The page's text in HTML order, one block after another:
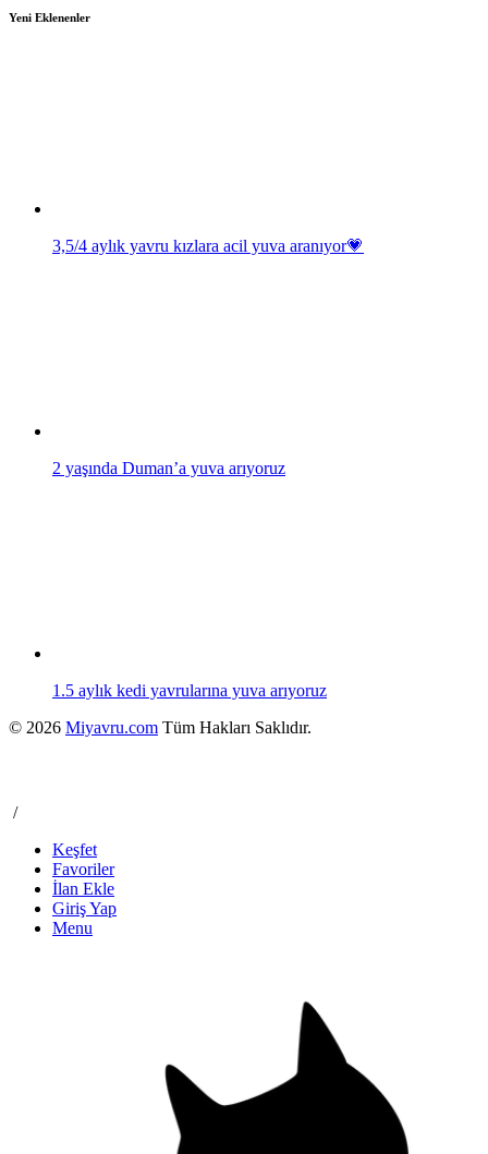
Yeni Eklenenler
3,5/4 aylık yavru kızlara acil yuva aranıyor💗
2 yaşında Duman’a yuva arıyoruz
1.5 aylık kedi yavrularına yuva arıyoruz
© 2026 Miyavru.com Tüm Hakları Saklıdır.
/
Keşfet
Favoriler
İlan Ekle
Giriş Yap
Menu